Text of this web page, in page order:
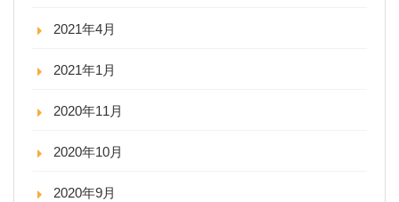
2021年4月
2021年1月
2020年11月
2020年10月
2020年9月